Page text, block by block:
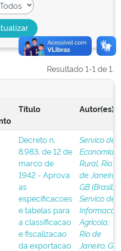
Resultado 1-1 de 1.
Título Autor(es)
Decreto n.
8.983, de 12 de
marco de
1942 - Aprova
as
especificacoes
e tabelas para
a classificacao
e fiscalizacao
da exportacao
Servico de
Economia
Rural, Rio
de Janeiro,
GB (Brasil);
Servico de
Informacao
Agricola,
Rio de
Janeiro, GB